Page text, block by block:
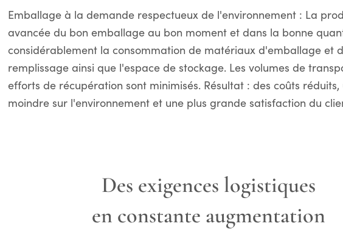
Emballage à la demande respectueux de l'environnement : La
avancée du bon emballage au bon moment et dans la bonne
considérablement la consommation de matériaux d'emballage et
remplissage ainsi que l'espace de stockage. Les volumes de
efforts de récupération sont minimisés. Résultat : des coûts
moindre sur l'environnement et une plus grande satisfaction du
Des exigences logistiques
en constante augmentation